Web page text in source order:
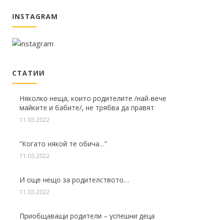
INSTAGRAM
СТАТИИ
Няколко неща, които родителите /най-вече
майките и бабите/, не трябва да правят
11.03.2022
“Когато някой те обича…”
11.03.2022
И още нещо за родителството…
11.03.2022
Приобщаващи родители – успешни деца